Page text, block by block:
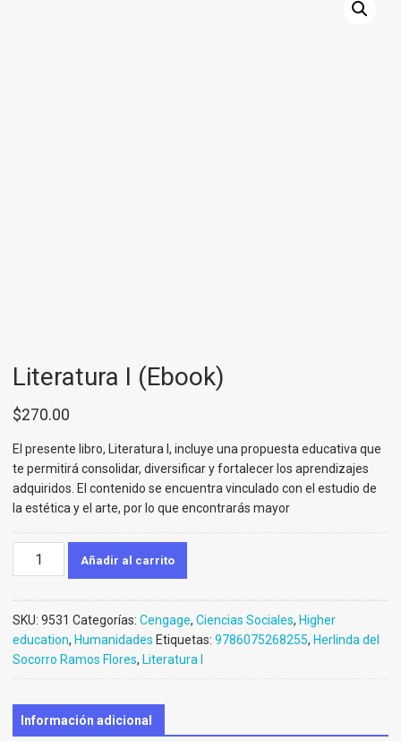
Literatura I (Ebook)
$270.00
El presente libro, Literatura I, incluye una propuesta educativa que
te permitirá consolidar, diversificar y fortalecer los aprendizajes
adquiridos. El contenido se encuentra vinculado con el estudio de
la estética y el arte, por lo que encontrarás mayor
Literatura
Añadir al carrito
SKU: 9531 Categorías: Cengage, Ciencias Sociales, Higher
education, Humanidades Etiquetas: 9786075268255, Herlinda del
Socorro Ramos Flores, Literatura I
Información adicional